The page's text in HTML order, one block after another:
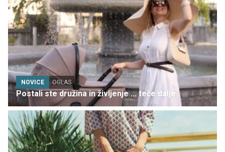
NOVICE OGLAS
Postali ste družina in življenje ... teče dalje